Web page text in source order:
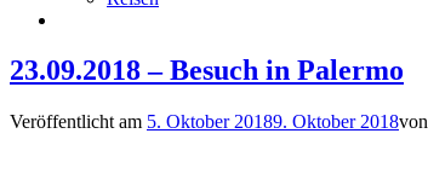
23.09.2018 – Besuch in Palermo
Veröffentlicht am 5. Oktober 20189. Oktober 2018von